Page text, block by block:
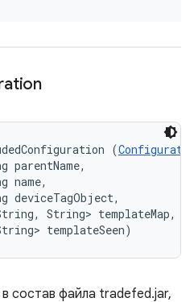
(
parentName,
name,
deviceTagObject,
String> templateMap,
templateSeen)
состав файла tradefed.jar,